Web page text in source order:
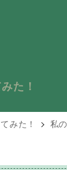
た！
みた！ 私